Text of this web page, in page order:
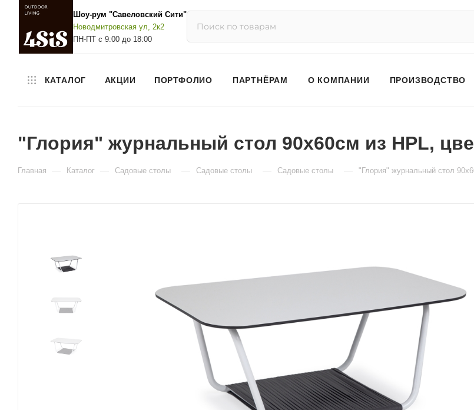
Шоу-рум "Савеловский Сити"
Новодмитровская ул, 2к2
ПН-ПТ с 9:00 до 18:00
КАТАЛОГ АКЦИИ ПОРТФОЛИО ПАРТНЁРАМ О КОМПАНИИ ПРОИЗВОДСТВО
"Глория" журнальный стол 90х60см из HPL,
Главная — Каталог — Садовые столы — Садовые столы — Садовые столы — "Глория" журнальный стол